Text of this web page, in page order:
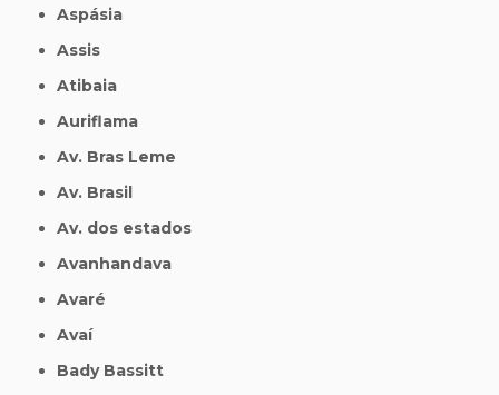
Aspásia
Assis
Atibaia
Auriflama
Av. Bras Leme
Av. Brasil
Av. dos estados
Avanhandava
Avaré
Avaí
Bady Bassitt